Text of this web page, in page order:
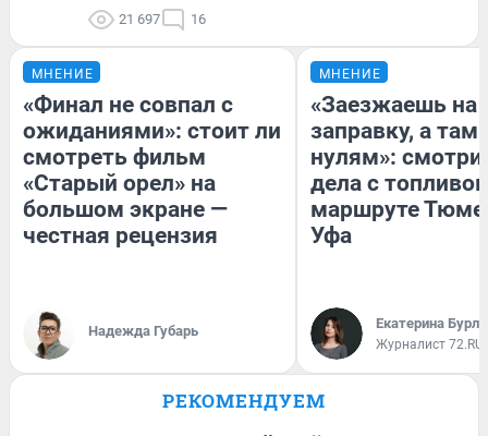
21 697 16
МНЕНИЕ
«Финал не совпал с
ожиданиями»: стоит ли
смотреть фильм
«Старый орел» на
большом экране —
честная рецензия
Надежда Губарь
МНЕНИЕ
«Заезжаешь на
заправку, а там
нулям»:
дела с
маршруте
Уфа
Екатерина
Журналист 72.RU
РЕКОМЕНДУЕМ